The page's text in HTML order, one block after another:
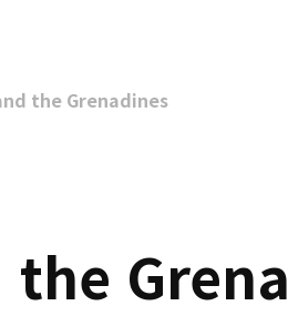
the Grenadines